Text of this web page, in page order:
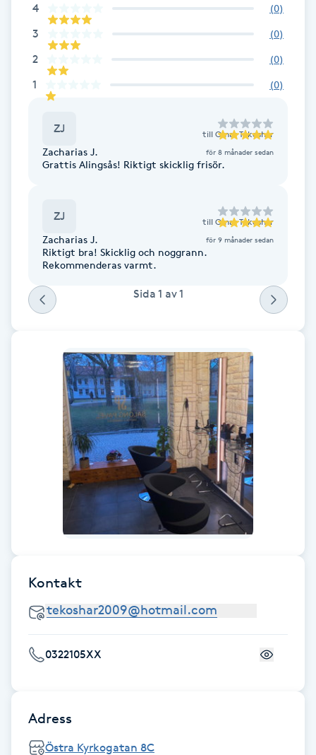
Face framing
Faceliftmassage
Fet hårbotten
Fettreducering
Fibromassage
Fotmassage
Fotsvamp
Fransborttagning
Fransfärgning
Fransförlängning
Fransförlängning Volym
Fransk manikyr
Fransrengöring
Frekvensterapi
4 (0)
3 (0)
2 (0)
1 (0)
ZJ till Omar Tekoshar
Zacharias J. för 8 månader sedan
Grattis Alingsås! Riktigt skicklig frisör.
ZJ till Omar Tekoshar
Zacharias J. för 9 månader sedan
Riktigt bra! Skicklig och noggrann.
Rekommenderas varmt.
Sida 1 av1
Kontakt
0322105XX
Adress
Östra Kyrkogatan 8C